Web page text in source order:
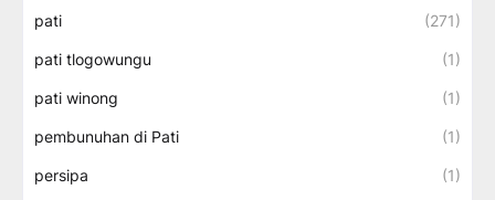
pati (271)
pati tlogowungu (1)
pati winong (1)
pembunuhan di Pati (1)
persipa (1)